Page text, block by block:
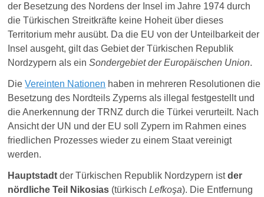
der Besetzung des Nordens der Insel im Jahre 1974 durch
die Türkischen Streitkräfte keine Hoheit über dieses
Territorium mehr ausübt. Da die EU von der Unteilbarkeit der
Insel ausgeht, gilt das Gebiet der Türkischen Republik
Nordzypern als einSondergebiet der Europäischen Union.
DieVereinten Nationen haben in mehreren Resolutionen die
Besetzung des Nordteils Zyperns als illegal festgestellt und
die Anerkennung der TRNZ durch die Türkei verurteilt. Nach
Ansicht der UN und der EU soll Zypern im Rahmen eines
friedlichen Prozesses wieder zu einem Staat vereinigt
werden.
Hauptstadt der Türkischen Republik Nordzypern istder
nördliche Teil Nikosias (türkischLefkoşa). Die Entfernung